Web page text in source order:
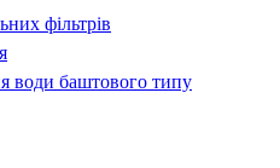
фільтрів
води баштового типу